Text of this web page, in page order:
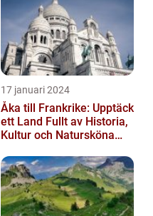
17 januari 2024
Åka till Frankrike: Upptäck
ett Land Fullt av Historia,
Kultur och Natursköna